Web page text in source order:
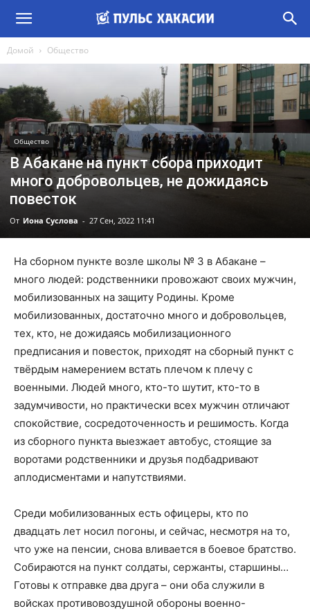
Домой Общество
Общество
В Абакане на пункт сбора приходит
много добровольцев, не дожидаясь
повесток
От Иона Суслова - 27 Сен, 2022 11:41
На сборном пункте возле школы № 3 в Абакане –
много людей: родственники провожают своих мужчин,
мобилизованных на защиту Родины. Кроме
мобилизованных, достаточно много и добровольцев,
тех, кто, не дожидаясь мобилизационного
предписания и повесток, приходят на сборный пункт с
твёрдым намерением встать плечом к плечу с
военными. Людей много, кто-то шутит, кто-то в
задумчивости, но практически всех мужчин отличают
спокойствие, сосредоточенность и решимость. Когда
из сборного пункта выезжает автобус, стоящие за
воротами родственники и друзья подбадривают
аплодисментами и напутствиями.
Среди мобилизованных есть офицеры, кто по
двадцать лет носил погоны, и сейчас, несмотря на то,
что уже на пенсии, снова вливается в боевое братство.
Собираются на пункт солдаты, сержанты, старшины…
Готовы к отправке два друга – они оба служили в
войсках противовоздушной обороны военно-